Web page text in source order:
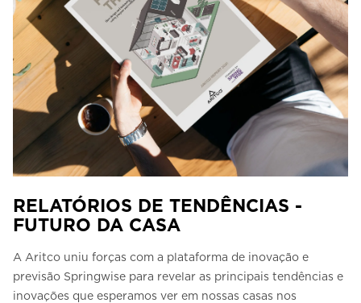
RELATÓRIOS DE TENDÊNCIAS -
FUTURO DA CASA
A Aritco uniu forças com a plataforma de inovação e
previsão Springwise para revelar as principais tendências e
inovações que esperamos ver em nossas casas nos